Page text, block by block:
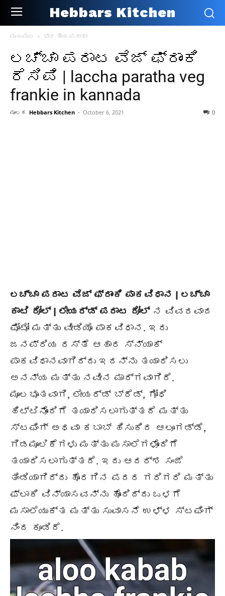
Hebbars Kitchen
ಮುಖಪುಟ ಭಾರತೀಯ ಪರಾಥಾ
ಲಚ್ಚಾ ಪರಾಟ ವೆಜ್ ಫ್ರಾಂಕಿ
ರೆಸಿಪಿ | laccha paratha veg
frankie in kannada
ಮೂಲಕ Hebbars Kitchen - October 6, 2021 0
ಲಚ್ಚಾ ಪರಾಟ ವೆಜ್ ಫ್ರಾಂಕಿ ಪಾಕವಿಧಾನ | ಲಚ್ಚಾ
ಕಾಟಿ ರೋಲ್ | ಲೇಯರ್ಡ್ ಪರಾಟ ರೋಲ್ನ ವಿವರವಾದ
ಫೋಟೋ ಮತ್ತು ವೀಡಿಯೊ ಪಾಕವಿಧಾನ. ಇದು
ಜನಪ್ರಿಯ ರಸ್ತೆ ಆಹಾರ ಸ್ನ್ಯಾಕ್
ಪಾಕವಿಧಾನವಾಗಿದ್ದು ಇದನ್ನು ತಯಾರಿಸಲು
ಅನನ್ಯ ಮತ್ತು ನವೀನ ಮಾರ್ಗವಾಗಿದೆ.
ಮೂಲಭೂತವಾಗಿ, ಲೇಯರ್ಡ್ ಬ್ರೆಡ್, ಗೋಧಿ
ಹಿಟ್ಟಿನೊಂದಿಗೆ ತಯಾರಿಸಲಾಗುತ್ತದೆ ಮತ್ತು
ಸ್ಟಫಿಂಗ್ ಅಥವಾ ಕಬಾಬ್ ಹಿಸುಕಿದ ಆಲೂಗಡ್ಡೆ,
ಗಿಡಮೂಲಿಕೆಗಳು ಮತ್ತು ಮಸಾಲೆಗಳೊಂದಿಗೆ
ತಯಾರಿಸಲಾಗುತ್ತದೆ. ಇದು ಆದರ್ಶ ಸಂಜೆ
ತಿಂಡಿಯಾಗಿದ್ದು ಹೊರಗಿನ ಪದರ ಗರಿಗರಿ ಮತ್ತು
ಫ್ಲಾಕಿ ವಿನ್ಯಾಸವನ್ನು ಹೊಂದಿದ್ದು ಒಳಗೆ
ಮಸಾಲೆಯುಕ್ತ ಮತ್ತು ಸುವಾಸನೆ ಉಳ್ಳ ಸ್ಟಫಿಂಗ್
ನಿಂದ ಕೂಡಿದೆ.